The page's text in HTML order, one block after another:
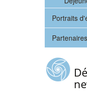
Portraits
Partenaires